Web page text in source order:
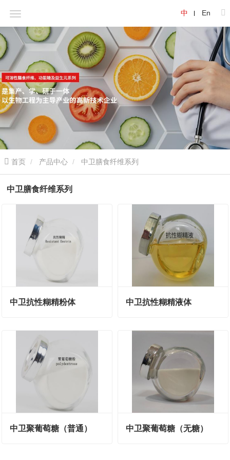
中 En
首页 产品中心 中卫膳食纤维系列
中卫膳食纤维系列
中卫抗性糊精粉体 中卫抗性糊精液体
中卫聚葡萄糖（普通） 中卫聚葡萄糖（无糖）